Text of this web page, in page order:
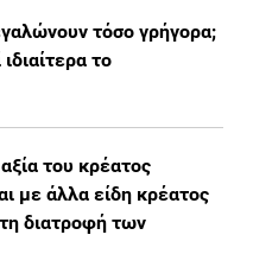
τόσο γρήγορα;
το
του κρέατος
με άλλα είδη κρέατος
διατροφή των